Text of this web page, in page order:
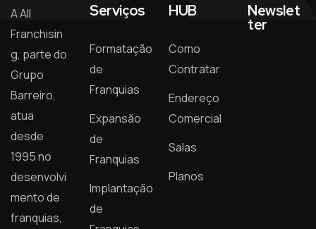
A All
Franchisin
g, parte do
Grupo
Barreiro,
atua
desde
1995 no
desenvolvi
mento de
franquias,
Serviços
Formatação
de
Franquias
Expansão
de
Franquias
Implantação
de
HUB
Como
Contratar
Endereço
Comercial
Salas
Planos
Newslet
ter